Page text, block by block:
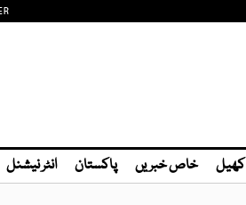
کھیل خاص خبریں پاکستان انٹر نیشنل